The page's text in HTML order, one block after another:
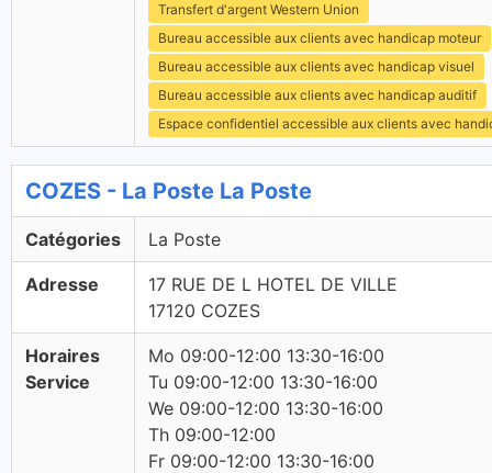
Transfert d'argent Western Union
Bureau accessible aux clients avec handicap moteur
Bureau accessible aux clients avec handicap visuel
Bureau accessible aux clients avec handicap auditif
Espace confidentiel accessible aux clients avec
COZES - La Poste La Poste
Catégories La Poste
Adresse
17 RUE DE L HOTEL DE VILLE
17120 COZES
Horaires
Service
Mo 09:00-12:00 13:30-16:00
Tu 09:00-12:00 13:30-16:00
We 09:00-12:00 13:30-16:00
Th 09:00-12:00
Fr 09:00-12:00 13:30-16:00